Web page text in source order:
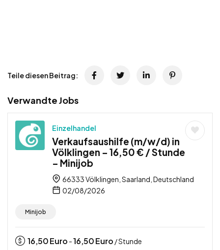
Teile diesen Beitrag:
Verwandte Jobs
Einzelhandel
Verkaufsaushilfe (m/w/d) in
Völklingen – 16,50 € / Stunde
– Minijob
66333 Völklingen, Saarland, Deutschland
02/08/2026
Minijob
16,50Euro -16,50Euro / Stunde